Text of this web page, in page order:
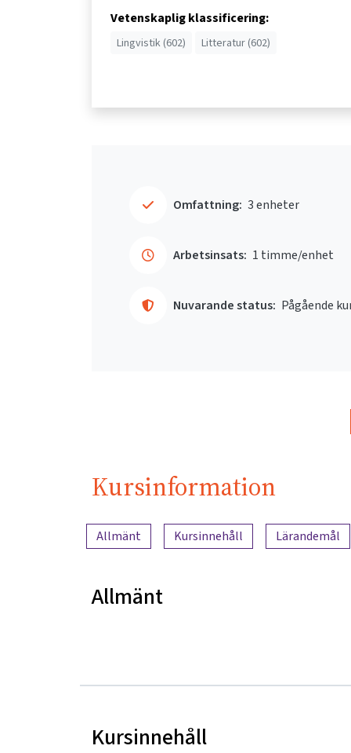
Vetenskaplig klassificering:
Lingvistik (602) Litteratur (602)
Omfattning: 3 enheter
Arbetsinsats: 1 timme/enhet
Nuvarande status: Pågående
Kursinformation
Innehållsöversikt
Allmänt Kursinnehåll Lärandemål
Allmänt
Kursinnehåll